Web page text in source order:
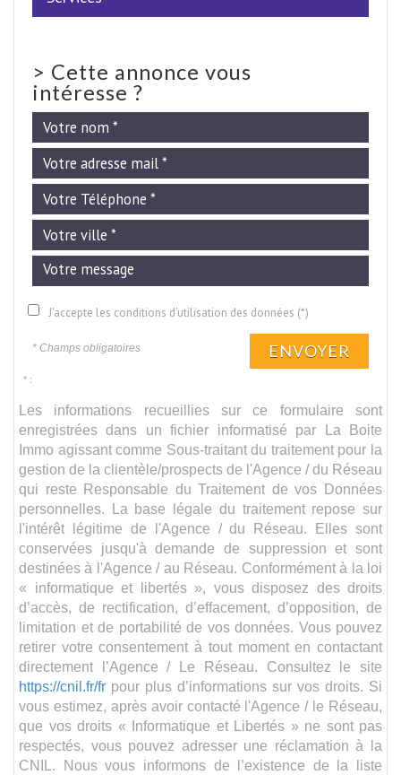
> Cette annonce vous
intéresse ?
J'accepte les conditions d'utilisation des données (*)
* Champs obligatoires ENVOYER
* :
Les informations recueillies sur ce formulaire sont
enregistrées dans un fichier informatisé par La Boite
Immo agissant comme Sous-traitant du traitement pour la
gestion de la clientèle/prospects de l'Agence / du Réseau
qui reste Responsable du Traitement de vos Données
personnelles. La base légale du traitement repose sur
l'intérêt légitime de l'Agence / du Réseau. Elles sont
conservées jusqu'à demande de suppression et sont
destinées à l'Agence / au Réseau. Conformément à la loi
« informatique et libertés », vous disposez des droits
d’accès, de rectification, d’effacement, d’opposition, de
limitation et de portabilité de vos données. Vous pouvez
retirer votre consentement à tout moment en contactant
directement l’Agence / Le Réseau. Consultez le site
https://cnil.fr/fr pour plus d’informations sur vos droits. Si
vous estimez, après avoir contacté l'Agence / le Réseau,
que vos droits « Informatique et Libertés » ne sont pas
respectés, vous pouvez adresser une réclamation à la
CNIL. Nous vous informons de l’existence de la liste